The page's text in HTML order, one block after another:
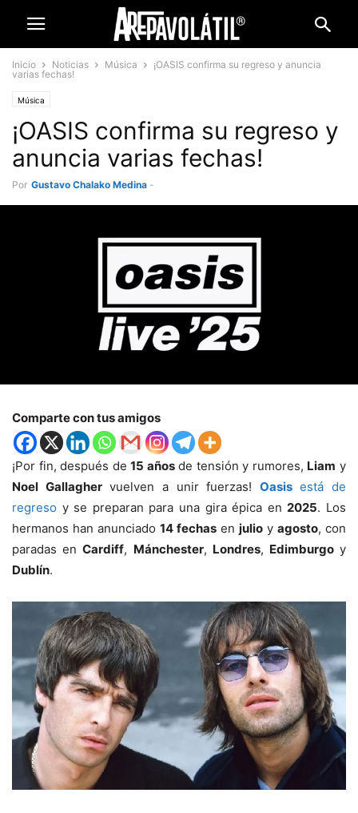
Inicio Noticias Música
¡OASIS confirma su regreso y anuncia
varias fechas!
Música
¡OASIS confirma su regreso y
anuncia varias fechas!
Por Gustavo Chalako Medina -
Comparte con tus amigos
¡Por fin, después de15 añosde tensión y rumores, Liam y
Noel Gallaghervuelven a unir fuerzas! Oasisestá de
regreso y se preparan para una gira épica en2025. Los
hermanos han anunciado 14 fechas en julio y agosto, con
paradas enCardiff, Mánchester, Londres, Edimburgoy
Dublín.